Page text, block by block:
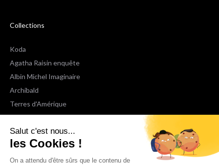
Salut c'est nous...
les Cookies !
On a attendu d'être sûrs que le contenu de
Collections
Koda
Agatha Raisin enquête
Albin Michel Imaginaire
Archibald
Terres d'Amérique
Espaces Libres Poche
NOX
Wiz
Voir toutes les collections